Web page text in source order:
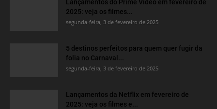
2025: veja os filmes...
segunda-feira, 3 de fevereiro de 2025
5 destinos perfeitos para quem quer fugir da
folia no Carnaval...
segunda-feira, 3 de fevereiro de 2025
Lançamentos da Netflix em fevereiro de
2025: veja os filmes e...